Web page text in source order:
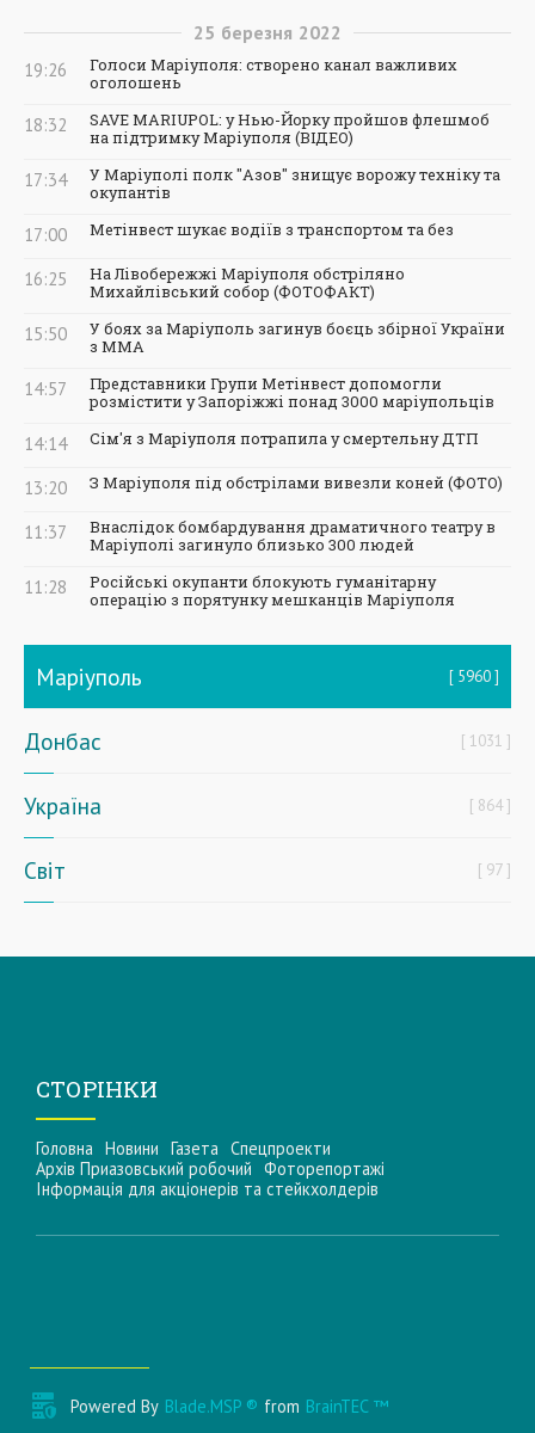
25 березня 2022
19:26
Голоси Маріуполя: створено канал важливих
оголошень
18:32
SAVE MARIUPOL: у Нью-Йорку пройшов флешмоб
на підтримку Маріуполя (ВІДЕО)
17:34
У Маріуполі полк "Азов" знищує ворожу техніку та
окупантів
17:00 Метінвест шукає водіїв з транспортом та без
16:25
На Лівобережжі Маріуполя обстріляно
Михайлівський собор (ФОТОФАКТ)
15:50
У боях за Маріуполь загинув боєць збірної України
з ММА
14:57
Представники Групи Метінвест допомогли
розмістити у Запоріжжі понад 3000 маріупольців
14:14 Сім'я з Маріуполя потрапила у смертельну ДТП
13:20 З Маріуполя під обстрілами вивезли коней (ФОТО)
11:37
Внаслідок бомбардування драматичного театру в
Маріуполі загинуло близько 300 людей
11:28
Російські окупанти блокують гуманітарну
операцію з порятунку мешканців Маріуполя
Маріуполь 5960
Донбас 1031
Україна 864
Світ 97
СТОРІНКИ
Головна Новини Газета Спецпроекти
Архів Приазовський робочий Фоторепортажі
Інформацiя для акцiонерiв та стейкхолдерiв
Powered By Blade.MSP ® from BrainTEC ™